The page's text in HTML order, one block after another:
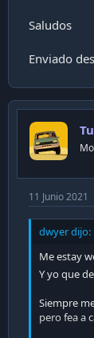
yo que
Saludos
Enviado
11 Junio 2021
dwyer dijo:
Me estay
Y yo que
Siempre
pero fea a